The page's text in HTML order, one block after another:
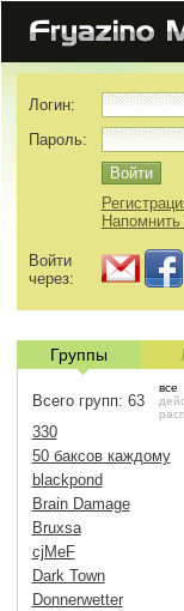
Логин:
Пароль:
Войти
через:
Группы
Всего групп: 63
все
330
50 баксов каждому
blackpond
Brain Damage
Bruxsa
cjMeF
Dark Town
Donnerwetter